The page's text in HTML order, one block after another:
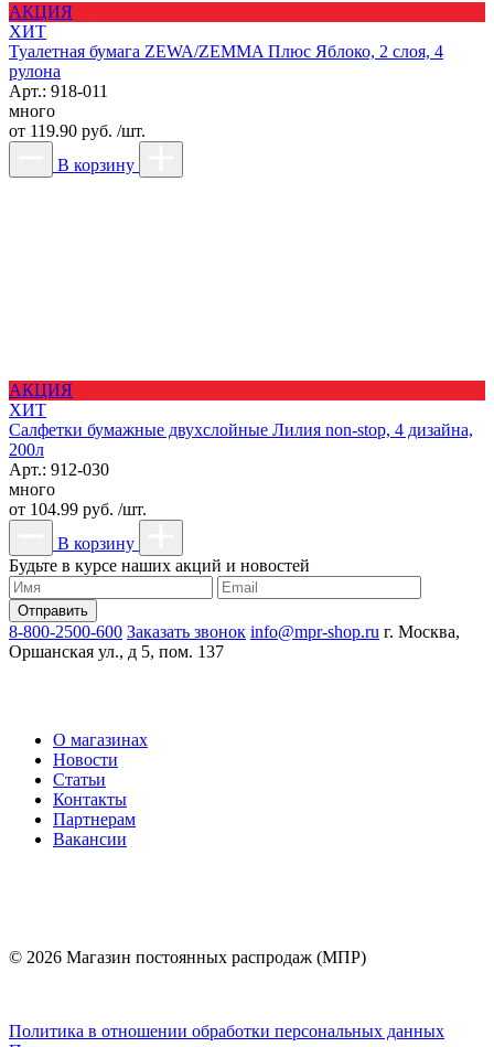
АКЦИЯ
ХИТ
Туалетная бумага ZEWA/ZEMMA Плюс Яблоко, 2 слоя, 4
рулона
Арт.: 918-011
много
от 119.90 руб. /шт.
В корзину
АКЦИЯ
ХИТ
Салфетки бумажные двухслойные Лилия non-stop, 4 дизайна,
200л
Арт.: 912-030
много
от 104.99 руб. /шт.
В корзину
Будьте в курсе наших акций и новостей
8-800-2500-600 Заказать звонок info@mpr-shop.ru г. Москва,
Оршанская ул., д 5, пом. 137
О магазинах
Новости
Статьи
Контакты
Партнерам
Вакансии
© 2026 Магазин постоянных распродаж (МПР)
Политика в отношении обработки персональных данных